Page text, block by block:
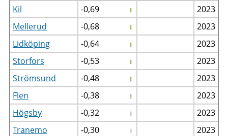
Kil
-0,69
2023
Mellerud
-0,68
2023
Lidköping
-0,64
2023
Storfors
-0,53
2023
Strömsund
-0,48
2023
Flen
-0,38
2023
Högsby
-0,32
2023
Tranemo
-0,30
2023